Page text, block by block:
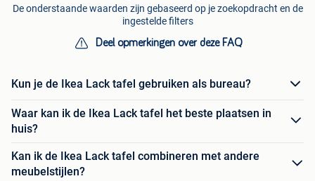
De onderstaande waarden zijn gebaseerd op je zoekopdracht en de
ingestelde filters
Deel opmerkingen over deze FAQ
Kun je de Ikea Lack tafel gebruiken als bureau?
Waar kan ik de Ikea Lack tafel het beste plaatsen in
huis?
Kan ik de Ikea Lack tafel combineren met andere
meubelstijlen?